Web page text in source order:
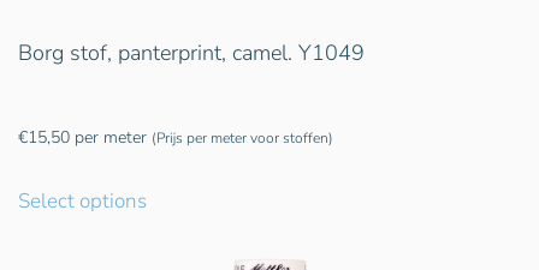
Borg stof, panterprint, camel. Y1049
€15,50 per meter (Prijs per meter voor stoffen)
Select options